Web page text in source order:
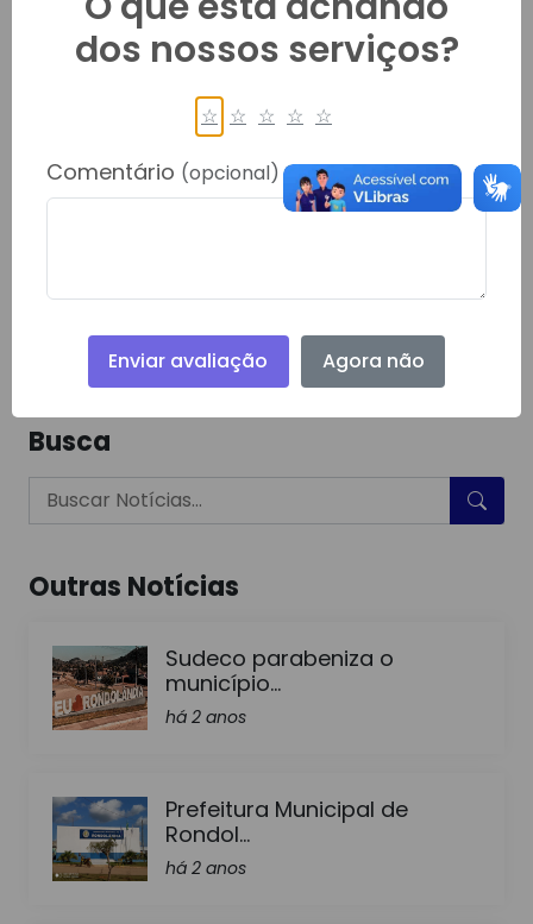
Conheça Rondolândia MT
Município de Rondolandia Mato Grosso
Busca
Outras Notícias
Sudeco parabeniza o
município...
há 2 anos
Prefeitura Municipal de
Rondol...
há 2 anos
dos nossos serviços?
☆ ☆ ☆ ☆ ☆
Comentário (opcional)
Enviar avaliação Agora não